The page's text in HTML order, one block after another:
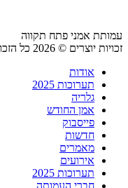
עמותת אמני פתח תקווה
זכויות יוצרים © 2026 כל הזכויות שמורות
אודות
תערוכות 2025
גלריה
אמן החודש
פייסבוק
חדשות
מאמרים
אירועים
תערוכות 2025
חברי העמותה